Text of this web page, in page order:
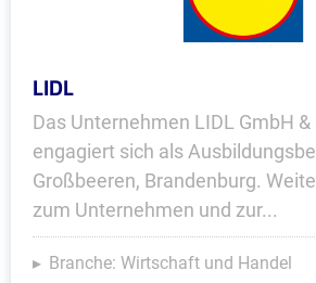
LIDL
Das Unternehmen LIDL GmbH &
engagiert sich als
Großbeeren, Brandenburg.
zum Unternehmen und zur...
Branche: Wirtschaft und Handel